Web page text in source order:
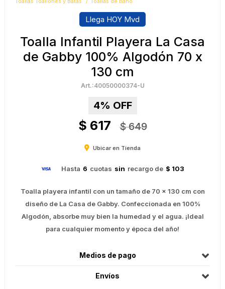
Toallas Toallones y Batas Toallas de Baño
Llega HOY Mvd
Toalla Infantil Playera La Casa
de Gabby 100% Algodón 70 x
130 cm
40050000374-U
4
$ 617 $ 649
Ubicar en Tienda
Hasta 6 cuotas sin recargo de $ 103
Toalla playera infantil con un tamaño de 70 x 130 cm con
diseño de La Casa de Gabby. Confeccionada en 100%
Algodón, absorbe muy bien la humedad y el agua. ¡Ideal
para cualquier momento y época del año!
Medios de pago
Envíos